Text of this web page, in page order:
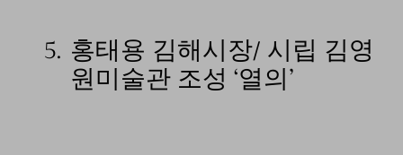
5. 홍태용 김해시장/ 시립 김영
원미술관 조성 ‘열의’